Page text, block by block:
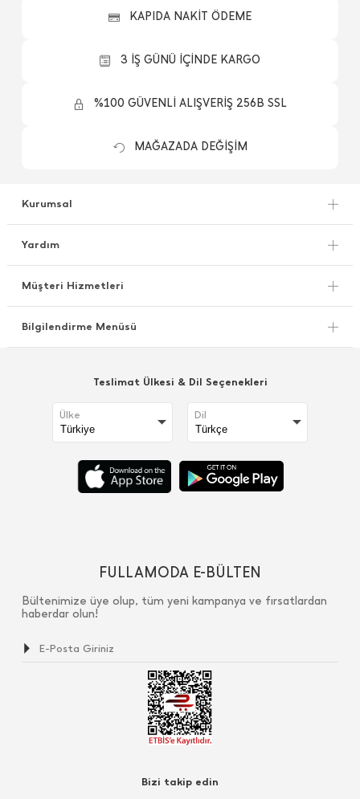
KAPIDA NAKİT ÖDEME
3 İŞ GÜNÜ İÇİNDE KARGO
%100 GÜVENLİ ALIŞVERİŞ 256B SSL
MAĞAZADA DEĞİŞİM
Kurumsal
Yardım
Müşteri Hizmetleri
Bilgilendirme Menüsü
Teslimat Ülkesi & Dil Seçenekleri
Ülke Dil
FULLAMODA E-BÜLTEN
Bültenimize üye olup, tüm yeni kampanya ve fırsatlardan
haberdar olun!
Bizi takip edin